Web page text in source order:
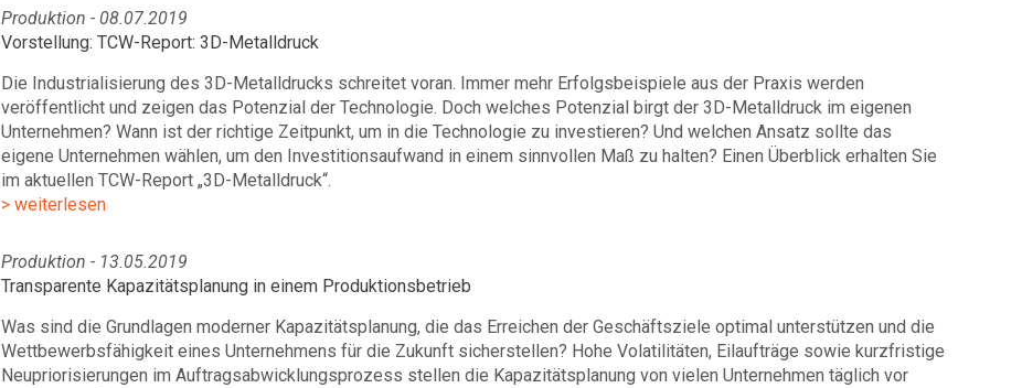
Produktion - 08.07.2019
Vorstellung: TCW-Report: 3D-Metalldruck
Die Industrialisierung des 3D-Metalldrucks schreitet voran. Immer mehr Erfolgsbeispiele aus der Praxis werden
veröffentlicht und zeigen das Potenzial der Technologie. Doch welches Potenzial birgt der 3D-Metalldruck im eigenen
Unternehmen? Wann ist der richtige Zeitpunkt, um in die Technologie zu investieren? Und welchen Ansatz sollte das
eigene Unternehmen wählen, um den Investitionsaufwand in einem sinnvollen Maß zu halten? Einen Überblick erhalten Sie
im aktuellen TCW-Report „3D-Metalldruck“.
> weiterlesen
Produktion - 13.05.2019
Transparente Kapazitätsplanung in einem Produktionsbetrieb
Was sind die Grundlagen moderner Kapazitätsplanung, die das Erreichen der Geschäftsziele optimal unterstützen und die
Wettbewerbsfähigkeit eines Unternehmens für die Zukunft sicherstellen? Hohe Volatilitäten, Eilaufträge sowie kurzfristige
Neupriorisierungen im Auftragsabwicklungsprozess stellen die Kapazitätsplanung von vielen Unternehmen täglich vor